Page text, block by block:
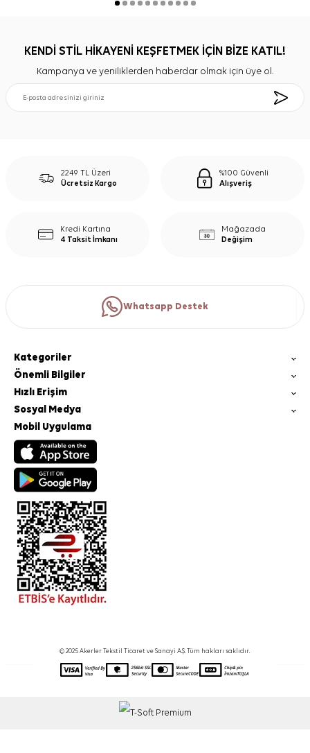
KENDİ STİL HİKAYENİ KEŞFETMEK İÇİN BİZE KATIL!
Kampanya ve yeniliklerden haberdar olmak için üye ol.
2249 TL Üzeri
Ücretsiz Kargo
%100 Güvenli
Alışveriş
Kredi Kartına
4 Taksit İmkanı
Mağazada
Değişim
Whatsapp Destek
Kategoriler
Önemli Bilgiler
Hızlı Erişim
Sosyal Medya
Mobil Uygulama
© 2025 Akerler Tekstil Ticaret ve Sanayi A.Ş. Tüm hakları saklıdır.